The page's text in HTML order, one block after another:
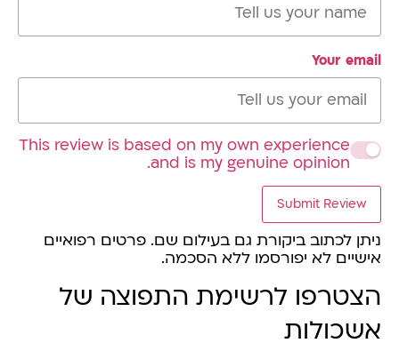
Your email
This review is based on my own experience
and is my genuine opinion.
Submit Review
ניתן לכתוב ביקורת גם בעילום שם. פרטים רפואיים
אישיים לא יפורסמו ללא הסכמה.
הצטרפו לרשימת התפוצה של
אשכולות